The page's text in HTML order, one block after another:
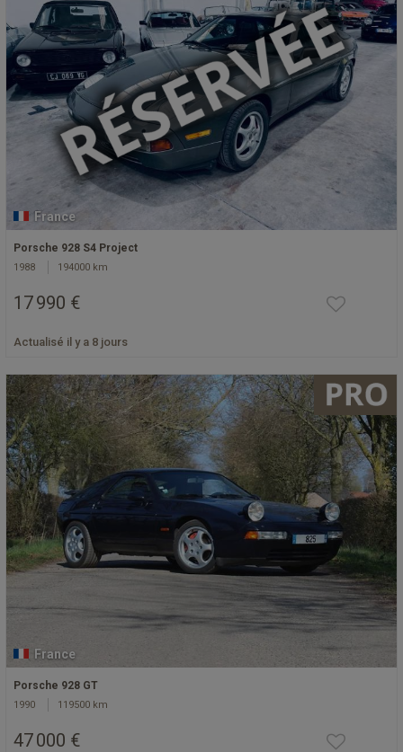
France
Porsche 928 S4 Project
1988 194000 km
17 990 €
Actualisé il y a 8 jours
France
Porsche 928 GT
1990 119500 km
47 000 €